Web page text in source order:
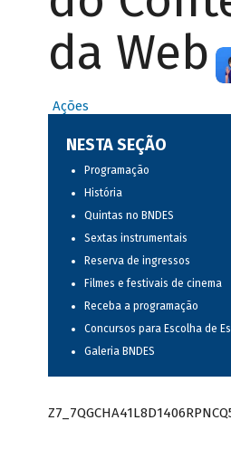
da Web
Ações
NESTA SEÇÃO
Programação
História
Quintas no BNDES
Sextas instrumentais
Reserva de ingressos
Filmes e festivais de cinema
Receba a programação
Concursos para Escolha de
Galeria BNDES